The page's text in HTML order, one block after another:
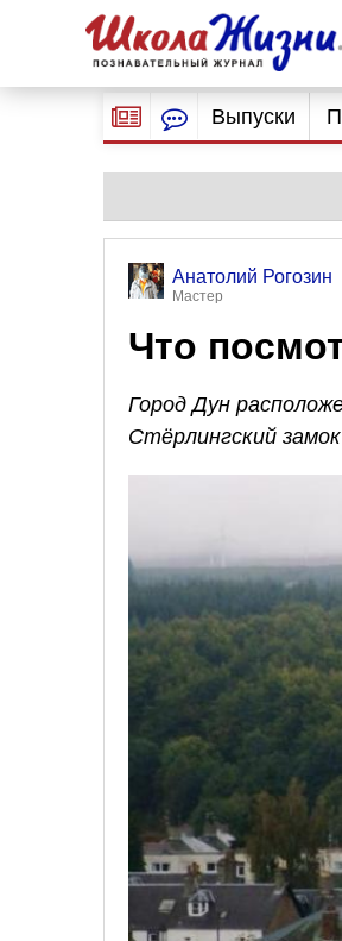
Выпуски
Анатолий Рогозин
Мастер
Что
Город Дун
Стёрлингский